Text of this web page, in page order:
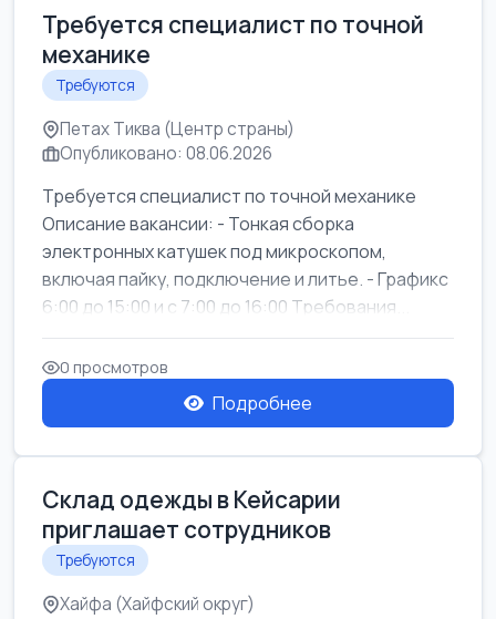
Требуется специалист по точной
механике
Требуются
Петах Тиква (Центр страны)
Опубликовано: 08.06.2026
Требуется специалист по точной механике
Описание вакансии: - Тонкая сборка
электронных катушек под микроскопом,
включая пайку, подключение и литье. - Графикс
6:00 до 15:00 и с 7:00 до 16:00 Требования...
0 просмотров
Подробнее
Склад одежды в Кейсарии
приглашает сотрудников
Требуются
Хайфа (Хайфский округ)